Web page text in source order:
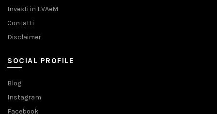
Investi in EVAeM
Contatti
Disclaimer
SOCIAL PROFILE
Blog
Instagram
Facebook